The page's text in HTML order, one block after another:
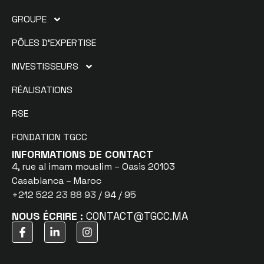
GROUPE
PÔLES D’EXPERTISE
INVESTISSEURS
RÉALISATIONS
RSE
FONDATION TGCC
INFORMATIONS DE CONTACT
4, rue al imam mouslim – Oasis 20103
Casablanca – Maroc
+212 522 23 88 93 / 94 / 95
NOUS ÉCRIRE : CONTACT@TGCC.MA